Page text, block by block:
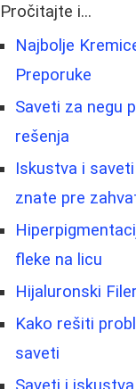
Pročitajte i...
Najbolje
Preporuke
Saveti za negu
rešenja
Iskustva i
znate pre
fleke na licu
Hijaluronski
Kako rešiti
saveti